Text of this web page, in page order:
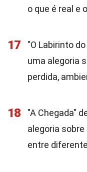
o que é real e
17 "O Labirinto
uma alegoria
perdida,
18
"A Chegada"
alegoria
entre